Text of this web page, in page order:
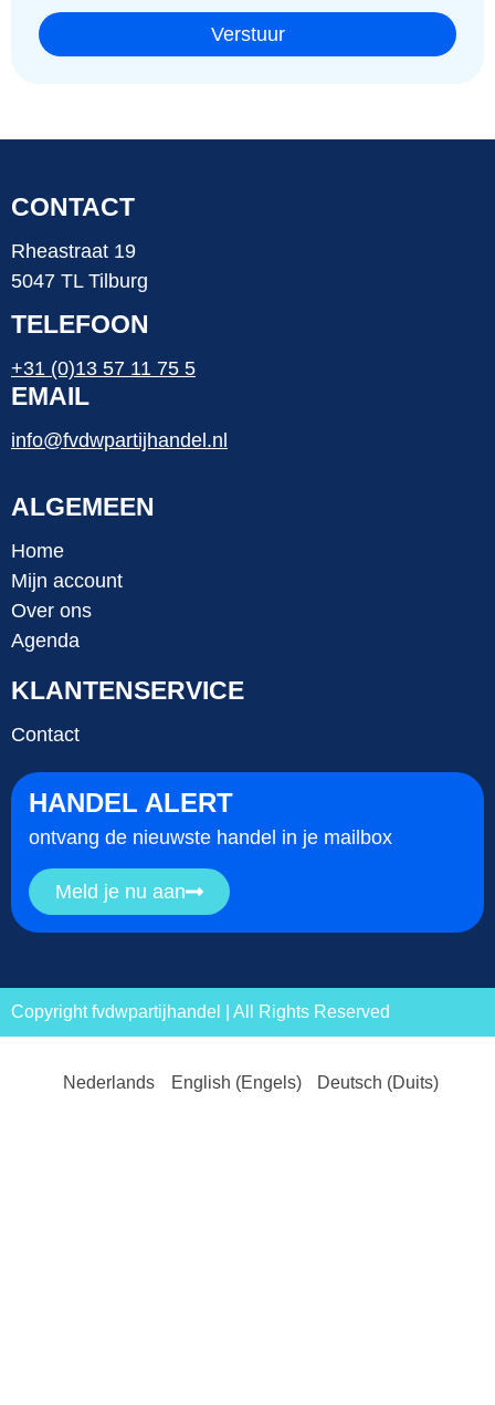
Verstuur
CONTACT
Rheastraat 19
5047 TL Tilburg
TELEFOON
+31 (0)13 57 11 75 5
EMAIL
info@fvdwpartijhandel.nl
ALGEMEEN
Home
Mijn account
Over ons
Agenda
KLANTENSERVICE
Contact
HANDEL ALERT
ontvang de nieuwste handel in je mailbox
Meld je nu aan
Copyright fvdwpartijhandel | All Rights Reserved
Nederlands English (Engels) Deutsch (Duits)